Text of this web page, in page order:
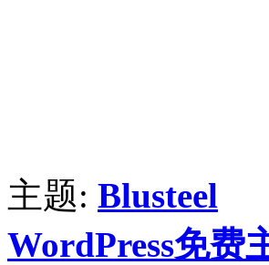
主题: Blusteel
WordPress免费